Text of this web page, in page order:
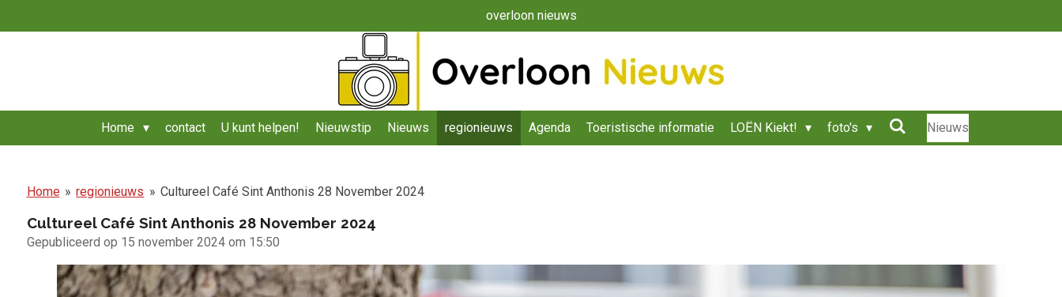
direct
overloon nieuws
Home contact U kunt helpen! Nieuwstip Nieuws regionieuws Agenda Toeristische informatie LOËN Kiekt! foto's Nieuws
Home » regionieuws » Cultureel Café Sint Anthonis 28 November 2024
Cultureel Café Sint Anthonis 28 November 2024
Gepubliceerd op 15 november 2024 om 15:50